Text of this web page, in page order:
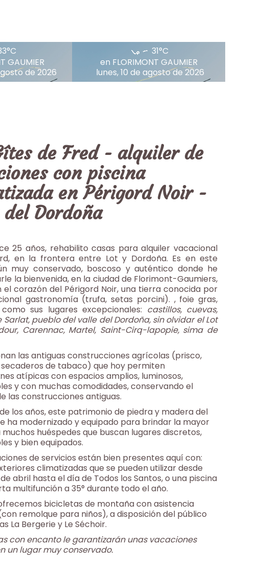
GAUMIER
de 2026
31°C
en FLORIMONT GAUMIER
lunes, 10 de agosto de 2026
de Fred - alquiler de
con piscina
en Périgord Noir -
del Dordoña
25 años, rehabilito casas para alquiler vacacional
en la frontera entre Lot y Dordoña. Es en este
muy conservado, boscoso y auténtico donde he
la bienvenida, en la ciudad de Florimont-Gaumiers,
el corazón del Périgord Noir, una tierra conocida por
gastronomía (trufa, setas porcini). , foie gras,
sus lugares excepcionales: castillos, cuevas,
pueblo del valle del Dordoña, sin olvidar el Lot
Carennac, Martel, Saint-Cirq-lapopie, sima de
las antiguas construcciones agrícolas (prisco,
de tabaco) que hoy permiten
atípicas con espacios amplios, luminosos,
y con muchas comodidades, conservando el
las construcciones antiguas.
los años, este patrimonio de piedra y madera del
ha modernizado y equipado para brindar la mayor
muchos huéspedes que buscan lugares discretos,
y bien equipados.
de servicios están bien presentes aquí con:
climatizadas que se pueden utilizar desde
abril hasta el día de Todos los Santos, o una piscina
multifunción a 35° durante todo el año.
bicicletas de montaña con asistencia
remolque para niños), a disposición del público
La Bergerie y Le Séchoir.
con encanto le garantizarán unas vacaciones
un lugar muy conservado.